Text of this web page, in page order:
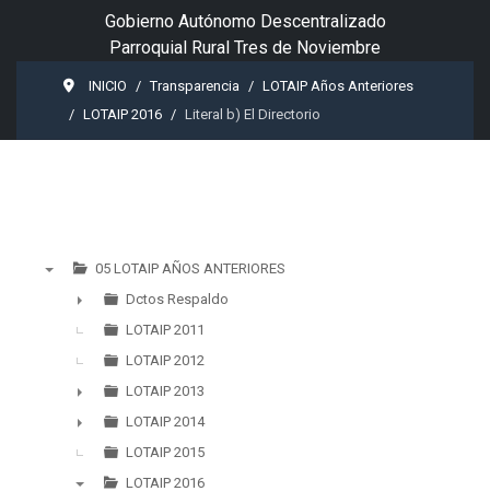
Gobierno Autónomo Descentralizado
Parroquial Rural Tres de Noviembre
INICIO Transparencia
LOTAIP Años Anteriores
LOTAIP 2016
Literal b) El Directorio
05 LOTAIP AÑOS ANTERIORES
►
Dctos Respaldo
LOTAIP 2011
LOTAIP 2012
►
LOTAIP 2013
►
LOTAIP 2014
LOTAIP 2015
LOTAIP 2016